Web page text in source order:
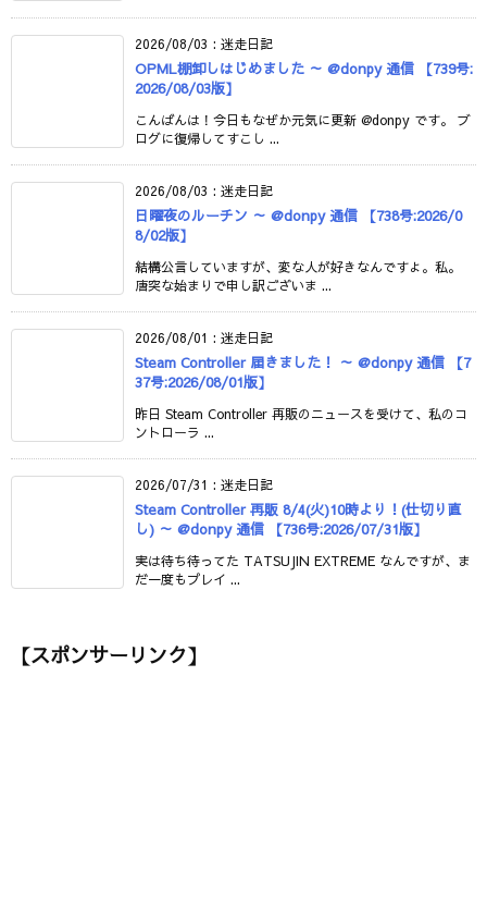
2026/08/03 : 迷走日記
OPML棚卸しはじめました ～ @donpy 通信 【739号:
2026/08/03版】
こんばんは！今日もなぜか元気に更新 @donpy です。 ブ
ログに復帰してすこし ...
2026/08/03 : 迷走日記
日曜夜のルーチン ～ @donpy 通信 【738号:2026/0
8/02版】
結構公言していますが、変な人が好きなんですよ。私。
唐突な始まりで申し訳ございま ...
2026/08/01 : 迷走日記
Steam Controller 届きました！ ～ @donpy 通信 【7
37号:2026/08/01版】
昨日 Steam Controller 再販のニュースを受けて、私のコ
ントローラ ...
2026/07/31 : 迷走日記
Steam Controller 再販 8/4(火)10時より！(仕切り直
し) ～ @donpy 通信 【736号:2026/07/31版】
実は待ち待ってた TATSUJIN EXTREME なんですが、ま
だ一度もプレイ ...
【スポンサーリンク】